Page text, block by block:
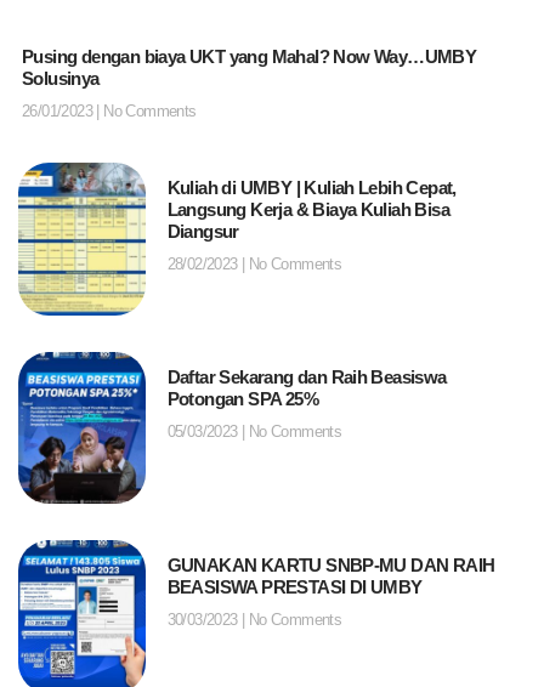
Pusing dengan biaya UKT yang Mahal? Now Way…UMBY
Solusinya
26/01/2023 No Comments
Kuliah di UMBY | Kuliah Lebih Cepat,
Langsung Kerja & Biaya Kuliah Bisa
Diangsur
28/02/2023 No Comments
Daftar Sekarang dan Raih Beasiswa
Potongan SPA 25%
05/03/2023 No Comments
GUNAKAN KARTU SNBP-MU DAN RAIH
BEASISWA PRESTASI DI UMBY
30/03/2023 No Comments